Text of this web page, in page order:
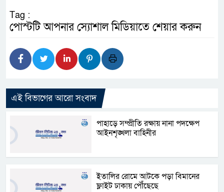
Tag :
পোস্টটি আপনার স্যোশাল মিডিয়াতে শেয়ার করুন
এই বিভাগের আরো সংবাদ
পাহাড়ে সম্প্রীতি রক্ষায় নানা পদক্ষেপ
আইনশৃঙ্খলা বাহিনীর
ইতালির রোমে আটকে পড়া বিমানের
ফ্লাইট ঢাকায় পৌঁছেছে